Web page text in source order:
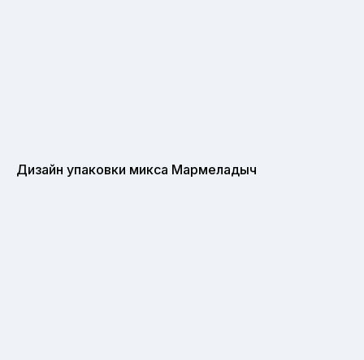
Дизайн упаковки микса Мармеладыч